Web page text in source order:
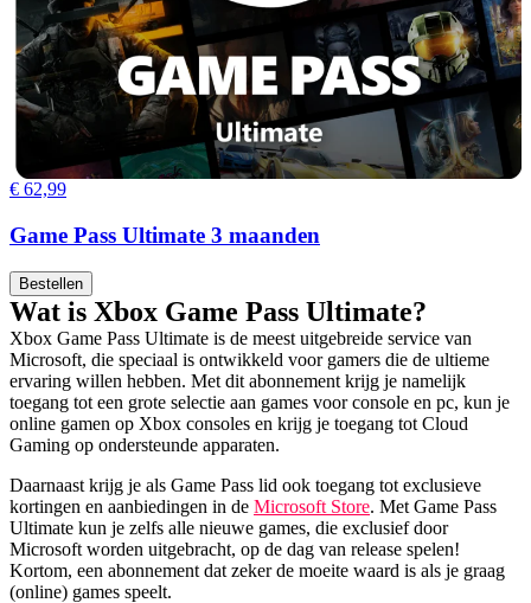
€ 62,99
Game Pass Ultimate 3 maanden
Bestellen
Wat is Xbox Game Pass Ultimate?
Xbox Game Pass Ultimate is de meest uitgebreide service van
Microsoft, die speciaal is ontwikkeld voor gamers die de ultieme
ervaring willen hebben. Met dit abonnement krijg je namelijk
toegang tot een grote selectie aan games voor console en pc, kun je
online gamen op Xbox consoles en krijg je toegang tot Cloud
Gaming op ondersteunde apparaten.
Daarnaast krijg je als Game Pass lid ook toegang tot exclusieve
kortingen en aanbiedingen in de Microsoft Store. Met Game Pass
Ultimate kun je zelfs alle nieuwe games, die exclusief door
Microsoft worden uitgebracht, op de dag van release spelen!
Kortom, een abonnement dat zeker de moeite waard is als je graag
(online) games speelt.